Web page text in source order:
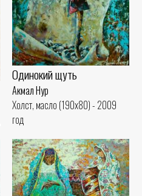
Одинокий щуть
Акмал Нур
Холст, масло (190x80) - 2009
год